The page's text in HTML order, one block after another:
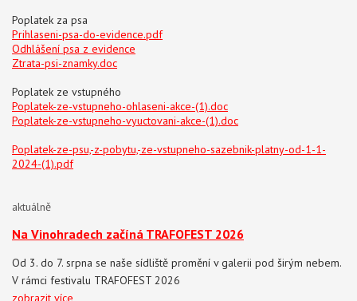
Poplatek za psa
Prihlaseni-psa-do-evidence.pdf
Odhlášení psa z evidence
Ztrata-psi-znamky.doc
Poplatek ze vstupného
Poplatek-ze-vstupneho-ohlaseni-akce-(1).doc
Poplatek-ze-vstupneho-vyuctovani-akce-(1).doc
Poplatek-ze-psu,-z-pobytu,-ze-vstupneho-sazebnik-platny-od-1-1-
2024-(1).pdf
aktuálně
Na Vinohradech začíná TRAFOFEST 2026
Od 3. do 7. srpna se naše sídliště promění v galerii pod širým nebem.
V rámci festivalu TRAFOFEST 2026
zobrazit více